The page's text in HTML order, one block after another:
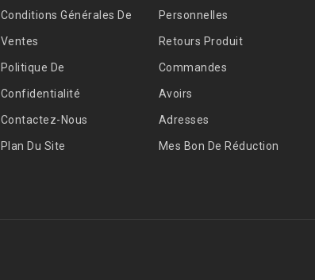
Conditions Générales De
Ventes
Politique De
Confidentialité
Contactez-Nous
Plan Du Site
Personnelles
Retours Produit
Commandes
Avoirs
Adresses
Mes Bon De Réduction